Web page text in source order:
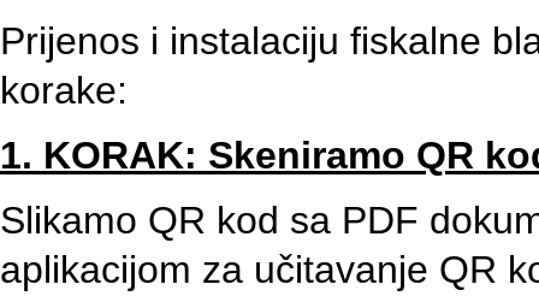
Prijenos i instalaciju fiskalne
korake:
1. KORAK: Skeniramo QR
Slikamo QR kod sa PDF
aplikacijom za učitavanje QR